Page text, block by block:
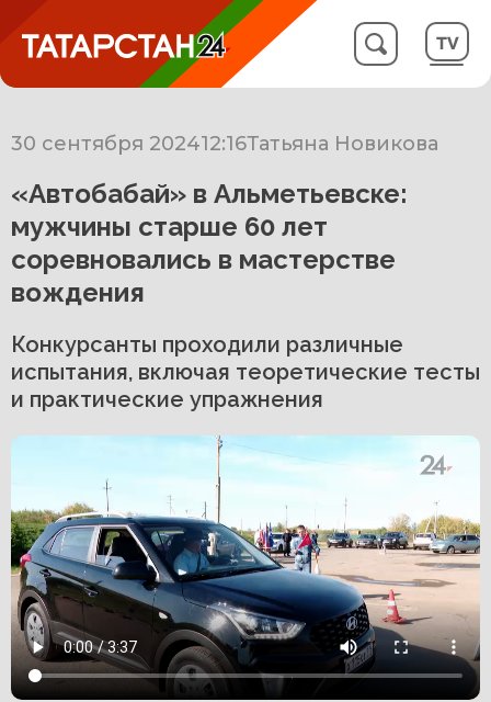
30 сентября 202412:16Татьяна Новикова
«Автобабай» в Альметьевске:
мужчины старше 60 лет
соревновались в мастерстве
вождения
Конкурсанты проходили различные
испытания, включая теоретические тесты
и практические упражнения